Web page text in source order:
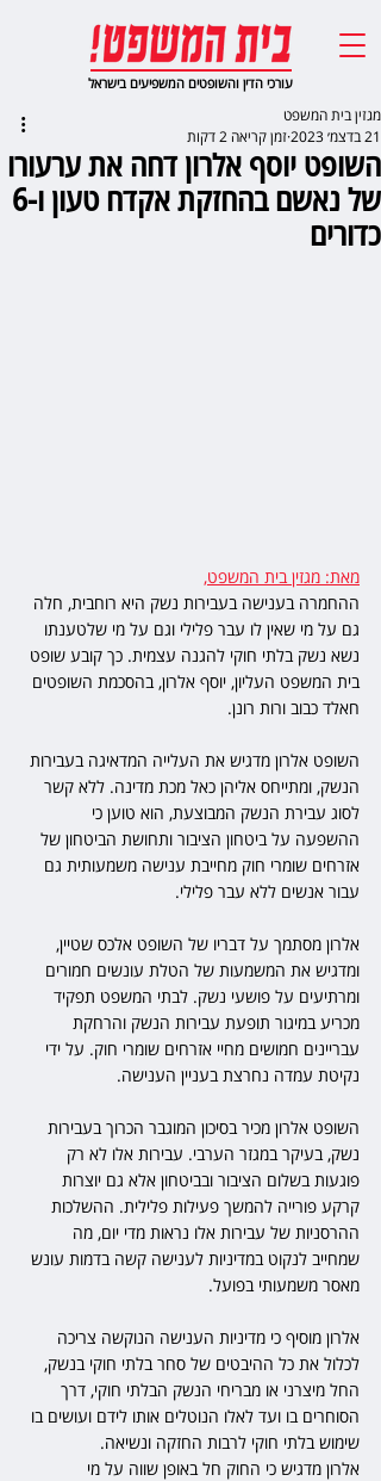
עורכי הדין והשופטים המשפיעים בישראל
השופט יוסף אלרון דחה את ערעורו
של נאשם בהחזקת אקדח טעון ו-6
כדורים
מגזין בית המשפט
21 בדצמ׳ 2023
זמן קריאה 2 דקות
מאת: מגזין בית המשפט,
ההחמרה בענישה בעבירות נשק היא רוחבית, חלה
גם על מי שאין לו עבר פלילי וגם על מי שלטענתו
נשא נשק בלתי חוקי להגנה עצמית. כך קובע שופט
בית המשפט העליון, יוסף אלרון, בהסכמת השופטים
חאלד כבוב ורות רונן.
השופט אלרון מדגיש את העלייה המדאיגה בעבירות
הנשק, ומתייחס אליהן כאל מכת מדינה. ללא קשר
לסוג עבירת הנשק המבוצעת, הוא טוען כי
ההשפעה על ביטחון הציבור ותחושת הביטחון של
אזרחים שומרי חוק מחייבת ענישה משמעותית גם
עבור אנשים ללא עבר פלילי.
אלרון מסתמך על דבריו של השופט אלכס שטיין,
ומדגיש את המשמעות של הטלת עונשים חמורים
ומרתיעים על פושעי נשק. לבתי המשפט תפקיד
מכריע במיגור תופעת עבירות הנשק והרחקת
עבריינים חמושים מחיי אזרחים שומרי חוק. על ידי
נקיטת עמדה נחרצת בעניין הענישה.
השופט אלרון מכיר בסיכון המוגבר הכרוך בעבירות
נשק, בעיקר במגזר הערבי. עבירות אלו לא רק
פוגעות בשלום הציבור ובביטחון אלא גם יוצרות
קרקע פורייה להמשך פעילות פלילית. ההשלכות
ההרסניות של עבירות אלו נראות מדי יום, מה
שמחייב לנקוט במדיניות לענישה קשה בדמות עונש
מאסר משמעותי בפועל.
אלרון מוסיף כי מדיניות הענישה הנוקשה צריכה
לכלול את כל ההיבטים של סחר בלתי חוקי בנשק,
החל מיצרני או מבריחי הנשק הבלתי חוקי, דרך
הסוחרים בו ועד לאלו הנוטלים אותו לידם ועושים בו
שימוש בלתי חוקי לרבות החזקה ונשיאה.
אלרון מדגיש כי החוק חל באופן שווה על מי